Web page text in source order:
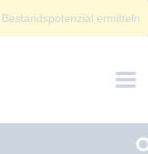
Bestandspotenzial ermitteln